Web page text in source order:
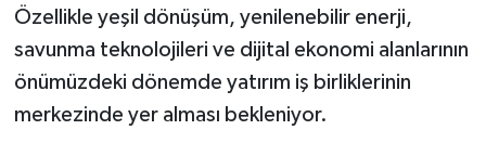
Özellikle yeşil dönüşüm, yenilenebilir enerji,
savunma teknolojileri ve dijital ekonomi alanlarının
önümüzdeki dönemde yatırım iş birliklerinin
merkezinde yer alması bekleniyor.